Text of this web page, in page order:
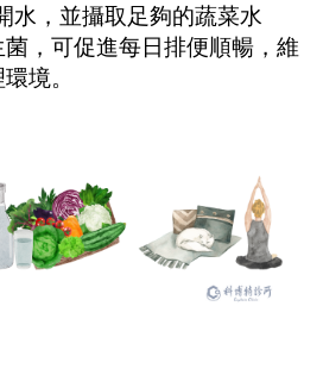
水，並攝取足夠的蔬菜水
，可促進每日排便順暢，維
境。